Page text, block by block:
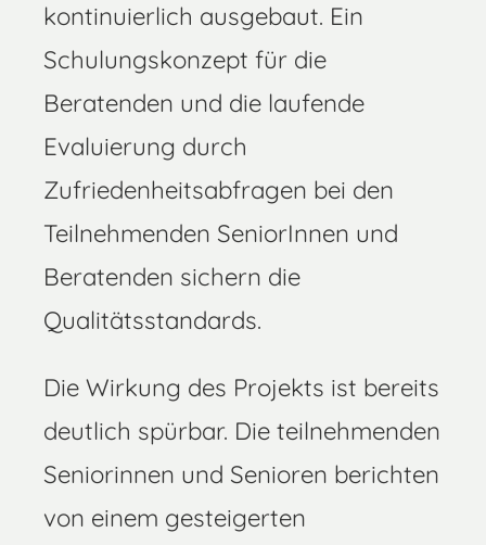
kontinuierlich ausgebaut. Ein
Schulungskonzept für die
Beratenden und die laufende
Evaluierung durch
Zufriedenheitsabfragen bei den
Teilnehmenden SeniorInnen und
Beratenden sichern die
Qualitätsstandards.
Die Wirkung des Projekts ist bereits
deutlich spürbar. Die teilnehmenden
Seniorinnen und Senioren berichten
von einem gesteigerten